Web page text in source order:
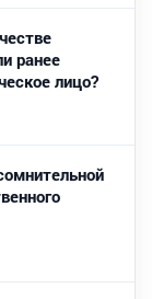
ранее
лицо?